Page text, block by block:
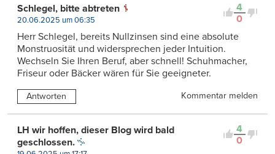
4
0
Schlegel, bitte abtreten
20.06.2025 um 06:35
Herr Schlegel, bereits Nullzinsen sind eine absolute
Monstruosität und widersprechen jeder Intuition.
Wechseln Sie Ihren Beruf, aber schnell! Schuhmacher,
Friseur oder Bäcker wären für Sie geeigneter.
Antworten Kommentar melden
4
0
LH wir hoffen, dieser Blog wird bald
geschlossen.